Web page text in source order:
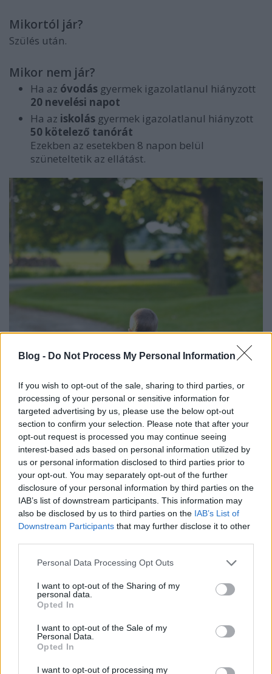
Blog - Do Not Process My Personal Information
If you wish to opt-out of the sale, sharing to third parties, or
processing of your personal or sensitive information for
targeted advertising by us, please use the below opt-out
section to confirm your selection. Please note that after your
opt-out request is processed you may continue seeing
interest-based ads based on personal information utilized by
us or personal information disclosed to third parties prior to
your opt-out. You may separately opt-out of the further
disclosure of your personal information by third parties on the
IAB’s list of downstream participants. This information may
also be disclosed by us to third parties on the IAB’s List of
Downstream Participants that may further disclose it to other
Please note that this website/app uses one or more Google
not limited to your visit or usage behaviour. You may click to
grant or deny consent to Google and its third-party tags to
use your data for below specified purposes in below Google
consent section.
Personal Data Processing Opt Outs
I want to opt-out of the Sharing of my
personal data.
Opted In
I want to opt-out of the Sale of my
Personal Data.
Opted In
I want to opt-out of processing my
Mikortól jár?
Szülés után.
Mikor nem jár?
Ha az óvodás gyermek igazolatlanul hiányzott
20 nevelési napot
Ha az iskolás gyermek igazolatlanul hiányzott
50 kötelező tanórát
Ezekben az esetekben 8 napon belül
szüneteltetik az ellátást.
Image byambermbon Pixabay
Mennyit fogsz kapni?
ugyanannyit kap.